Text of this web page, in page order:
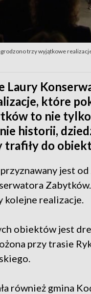
trzy wyjątkowe
Laury
które
to nie
historii,
do
jest
kolejne realizacje.
obiektów jest
przy trasie
również gmina